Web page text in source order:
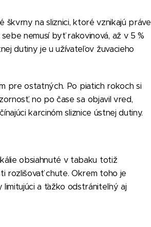
škvrny na sliznici, ktoré vznikajú práve
nemusí byť rakovinová, až v 5 %
dutiny je u užívateľov žuvacieho
pre ostatných. Po piatich rokoch si
no po čase sa objavil vred,
karcinóm sliznice ústnej dutiny.
obsiahnuté v tabaku totiž
rozlišovať chute. Okrem toho je
a ťažko odstrániteľný aj